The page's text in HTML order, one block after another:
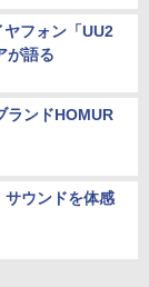
フォン「UU2
が語る
ランドHOMUR
サウンドを体感